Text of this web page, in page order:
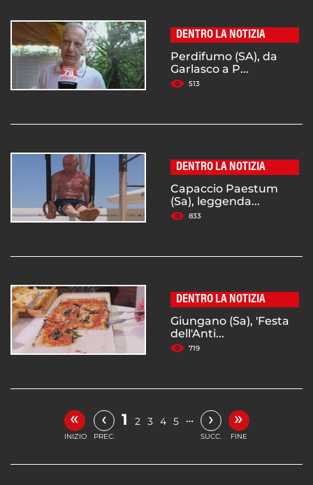
DENTRO LA NOTIZIA
Perdifumo (SA), da
Garlasco a P...
513
DENTRO LA NOTIZIA
Capaccio Paestum
(Sa), leggenda...
833
DENTRO LA NOTIZIA
Giungano (Sa), 'Festa
dell'Anti...
719
«
INIZIO
‹
PREC.
1 2 3 4 5 … ›
SUCC.
»
FINE